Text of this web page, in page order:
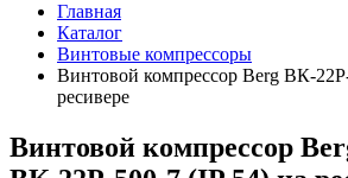
Главная
Каталог
Винтовые компрессоры
Винтовой компрессор Berg ВК-
ресивере
Винтовой компрессор